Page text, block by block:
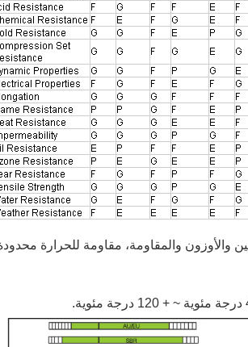
والأوزون والمقاومة، مقاومة للحرارة